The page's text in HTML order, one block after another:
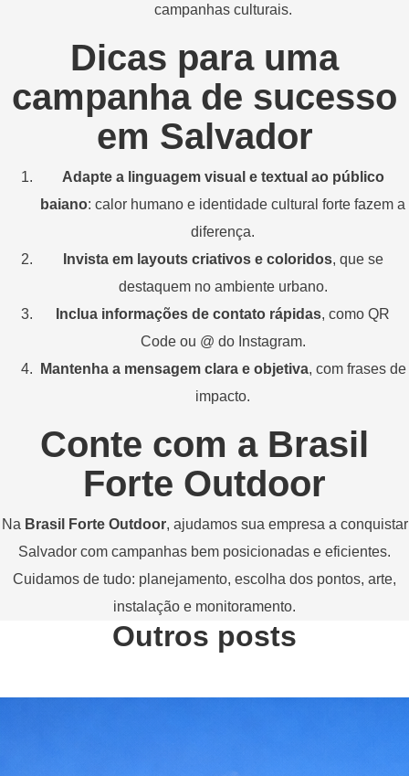
campanhas culturais.
Dicas para uma
campanha de sucesso
em Salvador
Adapte a linguagem visual e textual ao público
baiano: calor humano e identidade cultural forte fazem a
diferença.
Invista em layouts criativos e coloridos, que se
destaquem no ambiente urbano.
Inclua informações de contato rápidas, como QR
Code ou @ do Instagram.
Mantenha a mensagem clara e objetiva, com frases de
impacto.
Conte com a Brasil
Forte Outdoor
Na Brasil Forte Outdoor, ajudamos sua empresa a conquistar
Salvador com campanhas bem posicionadas e eficientes.
Cuidamos de tudo: planejamento, escolha dos pontos, arte,
instalação e monitoramento.
Outros posts